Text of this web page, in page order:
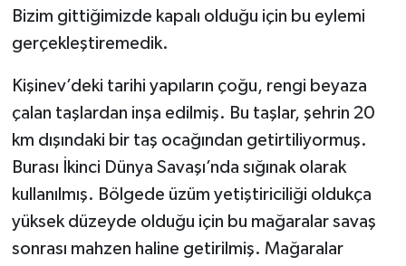
Bizim gittiğimizde kapalı olduğu için bu eylemi
gerçekleştiremedik.
Kişinev’deki tarihi yapıların çoğu, rengi beyaza
çalan taşlardan inşa edilmiş. Bu taşlar, şehrin 20
km dışındaki bir taş ocağından getirtiliyormuş.
Burası İkinci Dünya Savaşı’nda sığınak olarak
kullanılmış. Bölgede üzüm yetiştiriciliği oldukça
yüksek düzeyde olduğu için bu mağaralar savaş
sonrası mahzen haline getirilmiş. Mağaralar